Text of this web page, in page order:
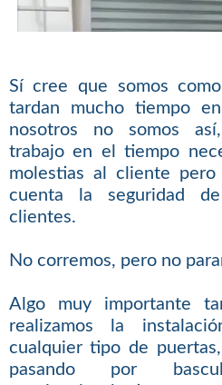
Sí cree que somos
tardan mucho tiempo
nosotros no somos
trabajo en el tiempo
molestias al cliente
cuenta la seguridad
clientes.
No corremos, pero no
Algo muy importante
realizamos la
cualquier tipo de
pasando por